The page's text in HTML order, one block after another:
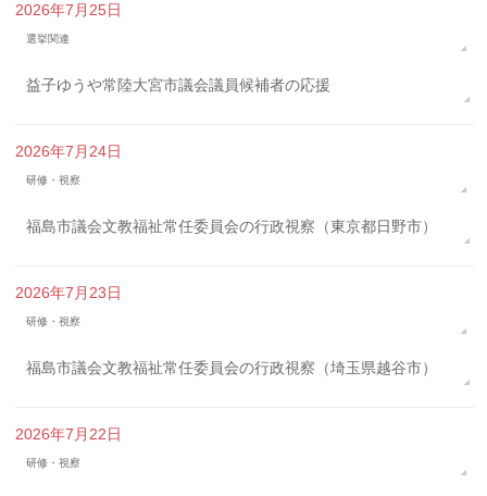
2026年7月25日
選挙関連
益子ゆうや常陸大宮市議会議員候補者の応援
2026年7月24日
研修・視察
福島市議会文教福祉常任委員会の行政視察（東京都日野市）
2026年7月23日
研修・視察
福島市議会文教福祉常任委員会の行政視察（埼玉県越谷市）
2026年7月22日
研修・視察